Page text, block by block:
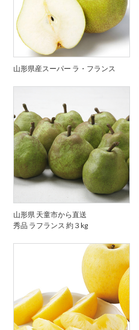
山形県産スーパー ラ・フランス
山形県 天童市から直送
秀品 ラフランス 約３kg